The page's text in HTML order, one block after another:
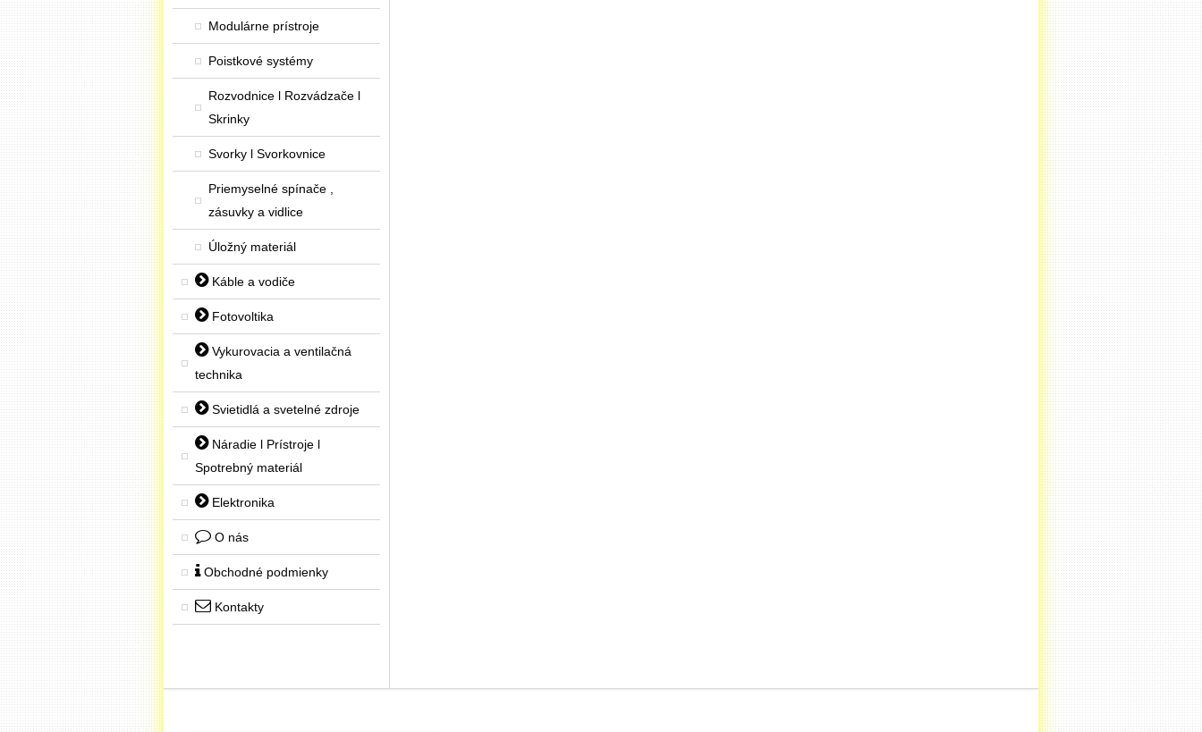
Modulárne prístroje
Poistkové systémy
Rozvodnice l Rozvádzače l
Skrinky
Svorky l Svorkovnice
Priemyselné spínače ,
zásuvky a vidlice
Úložný materiál
Káble a vodiče
Fotovoltika
Vykurovacia a ventilačná
technika
Svietidlá a svetelné zdroje
Náradie l Prístroje l
Spotrebný materiál
Elektronika
O nás
Obchodné podmienky
Kontakty